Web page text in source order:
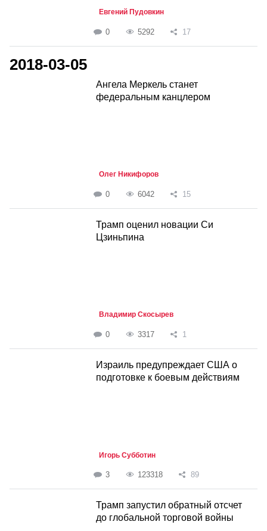
Евгений Пудовкин
0 5292 17
2018-03-05
Ангела Меркель станет
федеральным канцлером
Олег Никифоров
0 6042 15
Трамп оценил новации Си
Цзиньпина
Владимир Скосырев
0 3317 1
Израиль предупреждает США о
подготовке к боевым действиям
Игорь Субботин
3 123318 89
Трамп запустил обратный отсчет
до глобальной торговой войны